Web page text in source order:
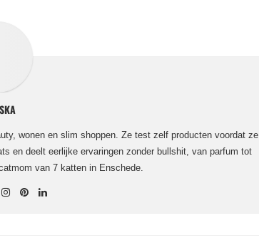
wonen en slim shoppen. Ze test zelf producten voordat ze
en deelt eerlijke ervaringen zonder bullshit, van parfum tot
van 7 katten in Enschede.